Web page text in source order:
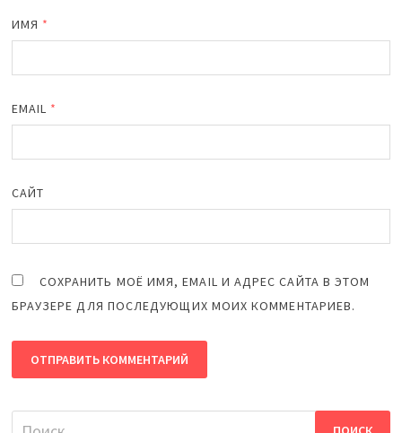
ИМЯ *
EMAIL *
САЙТ
СОХРАНИТЬ МОЁ ИМЯ, EMAIL И АДРЕС САЙТА В ЭТОМ
БРАУЗЕРЕ ДЛЯ ПОСЛЕДУЮЩИХ МОИХ КОММЕНТАРИЕВ.
Найти: